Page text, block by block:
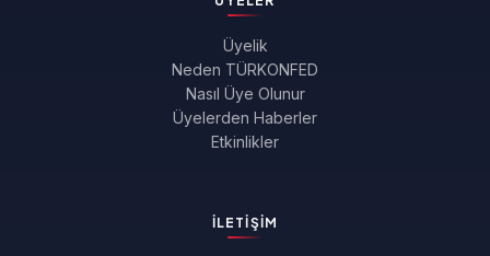
Üyelik
Neden TÜRKONFED
Nasıl Üye Olunur
Üyelerden Haberler
Etkinlikler
İLETIŞIM